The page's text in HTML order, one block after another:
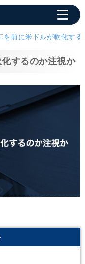
を前に米ドルが軟化する
するのか注視か